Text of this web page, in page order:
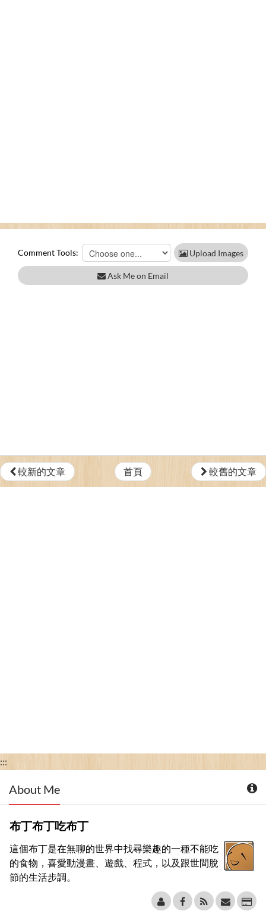
Comment Tools: Upload Images
Ask Me on Email
較新的文章 首頁 較舊的文章
:::
About Me
布丁布丁吃布丁
這個布丁是在無聊的世界中找尋樂趣的一種不能吃
的食物，喜愛動漫畫、遊戲、程式，以及跟世間脫
節的生活步調。